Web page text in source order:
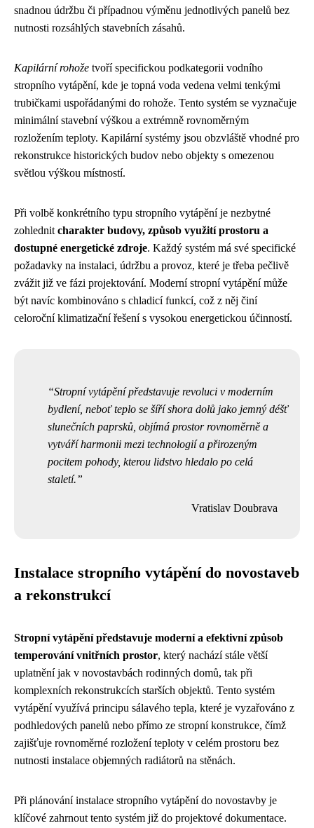
snadnou údržbu či případnou výměnu jednotlivých panelů bez
nutnosti rozsáhlých stavebních zásahů.
Kapilární rohože tvoří specifickou podkategorii vodního
stropního vytápění, kde je topná voda vedena velmi tenkými
trubičkami uspořádanými do rohože. Tento systém se vyznačuje
minimální stavební výškou a extrémně rovnoměrným
rozložením teploty. Kapilární systémy jsou obzvláště vhodné pro
rekonstrukce historických budov nebo objekty s omezenou
světlou výškou místností.
Při volbě konkrétního typu stropního vytápění je nezbytné
zohlednit charakter budovy, způsob využití prostoru a
dostupné energetické zdroje. Každý systém má své specifické
požadavky na instalaci, údržbu a provoz, které je třeba pečlivě
zvážit již ve fázi projektování. Moderní stropní vytápění může
být navíc kombinováno s chladicí funkcí, což z něj činí
celoroční klimatizační řešení s vysokou energetickou účinností.
Stropní vytápění představuje revoluci v moderním
bydlení, neboť teplo se šíří shora dolů jako jemný déšť
slunečních paprsků, objímá prostor rovnoměrně a
vytváří harmonii mezi technologií a přirozeným
pocitem pohody, kterou lidstvo hledalo po celá
staletí.
Vratislav Doubrava
Instalace stropního vytápění do novostaveb
a rekonstrukcí
Stropní vytápění představuje moderní a efektivní způsob
temperování vnitřních prostor, který nachází stále větší
uplatnění jak v novostavbách rodinných domů, tak při
komplexních rekonstrukcích starších objektů. Tento systém
vytápění využívá principu sálavého tepla, které je vyzařováno z
podhledových panelů nebo přímo ze stropní konstrukce, čímž
zajišťuje rovnoměrné rozložení teploty v celém prostoru bez
nutnosti instalace objemných radiátorů na stěnách.
Při plánování instalace stropního vytápění do novostavby je
klíčové zahrnout tento systém již do projektové dokumentace.